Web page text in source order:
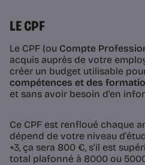
LE CPF
Le CPF (ou Compte
acquis auprès de votre
créer un budget utilisable
compétences et des
et sans avoir besoin d’en
Ce CPF est renfloué chaque
dépend de votre niveau
+3, ça sera 800 €, s’il est
total plafonné à 8000 ou